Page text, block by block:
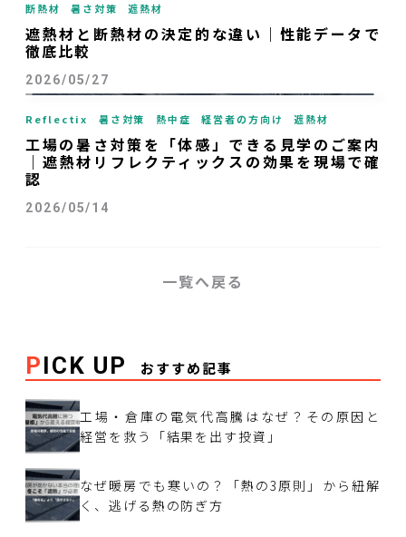
断熱材 暑さ対策 遮熱材
遮熱材と断熱材の決定的な違い｜性能データで
徹底比較
2026/05/27
Reflectix 暑さ対策 熱中症 経営者の方向け 遮熱材
工場の暑さ対策を「体感」できる見学のご案内
｜遮熱材リフレクティックスの効果を現場で確
認
2026/05/14
一覧へ戻る
PICK UP おすすめ記事
工場・倉庫の電気代高騰はなぜ？その原因と
経営を救う「結果を出す投資」
なぜ暖房でも寒いの？「熱の3原則」から紐解
く、逃げる熱の防ぎ方